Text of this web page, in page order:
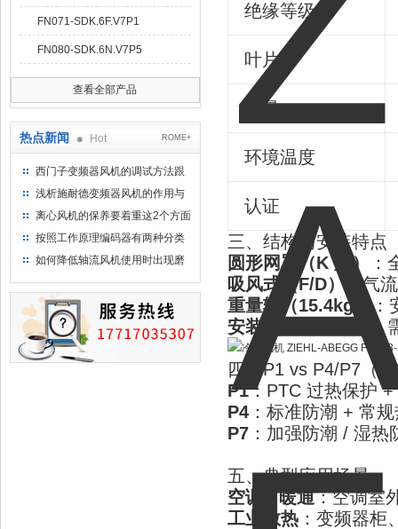
FN071-SDK.6F.V7P1
FN080-SDK.6N.V7P5
查看全部产品
热点新闻 Hot ROME+
西门子变频器风机的调试方法跟
步骤
浅析施耐德变频器风机的作用与
意义所在
离心风机的保养要着重这2个方面
按照工作原理编码器有两种分类
如何降低轴流风机使用时出现磨
绝缘等级
叶片
重量
环境温度
认证
三、结构与安装特点
圆形网罩（K 型）
吸风式（F/D） ：气
重量轻（15.4kg）：
安装方向
：吸风型
四、P1 vs P4/P7（
P1：PTC 过热保护 +
P4 ：标准防潮 + 常
P7 ：加强防潮 / 湿
五、典型应用场景
空调 / 暖通：空调室
工业散热 ：变频器